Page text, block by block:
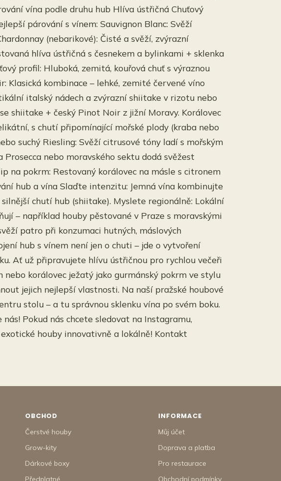
vína podle druhu hub Hlíva ústřičná Chuťový
párování s vínem: Sauvignon Blanc: Svěží
(nebarikové): Čisté a svěží, zvýrazní
hlíva ústřičná s česnekem a bylinkami + sklenka
profil: Hluboká, zemitá, kouřová chuť s výraznou
Klasická kombinace – lehké, zemité červené víno
italský nádech a zvýrazní shiitake v rizotu nebo
shiitake + český Pinot Noir z jižní Moravy. Korálovec
s chutí připomínající mořské plody (kraba nebo
suchý Riesling: Svěží citrusové tóny ladí s mořským
nebo moravského sektu dodá svěžest
na pokrm: Restovaný korálovec na másle s citronem
hub a vína Slaďte intenzitu: Jemná vína kombinujte
chutí hub (shiitake). Myslete regionálně: Lokální
– například houby pěstované v Praze s moravskými
patro při konzumaci hutných, máslových
hub s vínem není jen o chuti – jde o vytvoření
Ať už připravujete hlívu ústřičnou pro rychlou večeři
korálovec ježatý jako gurmánský pokrm ve stylu
jejich nejlepší vlastnosti. Na naší pražské houbové
stolu – a tu správnou sklenku vína po svém boku.
Pokud nás chcete sledovat na Instagramu,
houby innovativně a lokálně! Kontakt
OBCHOD
Čerstvé houby
Grow-kity
Dárkové boxy
Předplatné
INFORMACE
Můj účet
Doprava a platba
Pro restaurace
Obchodní podmínky